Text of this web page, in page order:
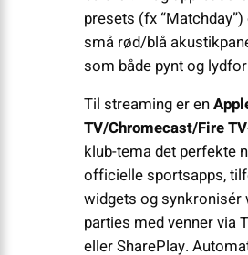
presets (fx
små rød/blå
som både pynt og
Til streaming er en
TV/Chromecast/Fire TV
klub-tema det perfekte
officielle sportsapps,
widgets og synkronisér
parties med venner via
eller SharePlay.